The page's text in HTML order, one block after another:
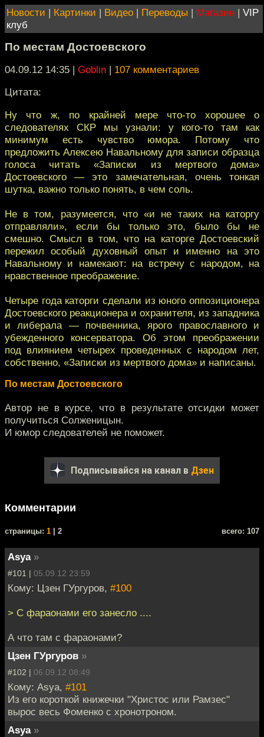
Новости | Картинки | Видео | Переводы | Магазин | VIP
клуб
По местам Достоевского
04.09.12 14:35 | Goblin | 107 комментариев
Цитата:
Ну что ж, по крайней мере что-то хорошее о
следователях СКР мы узнали: у кого-то там как
минимум есть чувство юмора. Потому что
предложить Алексею Навальному для записи образца
голоса читать «Записки из мертвого дома»
Достоевского — это замечательная, очень тонкая
шутка, важно только понять, в чем соль.
Не в том, разумеется, что «и не таких на каторгу
отправляли», если бы только это, было бы не
смешно. Смысл в том, что на каторге Достоевский
пережил особый духовный опыт и именно на это
Навальному и намекают: на встречу с народом, на
нравственное преображение.
Четыре года каторги сделали из юного оппозиционера
Достоевского реакционера и охранителя, из западника
и либерала — почвенника, ярого православного и
убежденного консерватора. Об этом преображении
под влиянием четырех проведенных с народом лет,
собственно, «Записки из мертвого дома» и написаны.
По местам Достоевского
Автор не в курсе, что в результате отсидки может
получиться Солженицын.
И юмор следователей не поможет.
Подписывайся на канал в Дзен
Комментарии
cтраницы: 1 | 2 всего: 107
Asya »
#101 | 05.09.12 23:59
Кому: Цзен ГУргуров, #100
> С фараонами его занесло ....
А что там с фараонами?
Цзен ГУргуров »
#102 | 06.09.12 08:49
Кому: Asya, #101
Из его короткой книжечки "Христос или Рамзес"
вырос весь Фоменко с хронотроном.
Asya »